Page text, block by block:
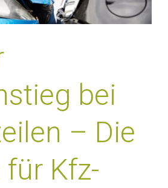
bei
– Die
für Kfz-